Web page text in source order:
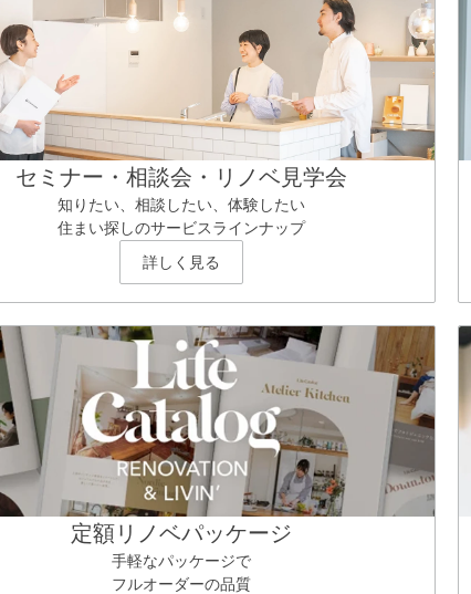
セミナー・相談会・リノベ見学会
知りたい、相談したい、体験したい
住まい探しのサービスラインナップ
詳しく見る
定額リノベパッケージ
手軽なパッケージで
フルオーダーの品質